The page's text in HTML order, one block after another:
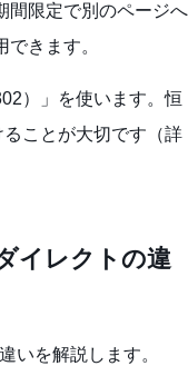
間限定で別のページへ
きます。
）」を使います。恒
ことが大切です（詳
イレクトの違
いを解説します。